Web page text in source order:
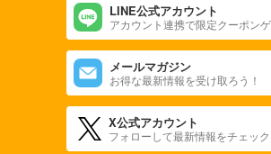
LINE公式アカウント
アカウント連携で限定クーポンゲ
メールマガジン
お得な最新情報を受け取ろう！
X公式アカウント
フォローして最新情報をチェック